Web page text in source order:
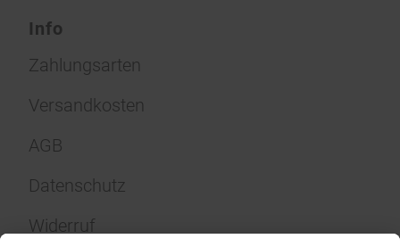
Info
Zahlungsarten
Versandkosten
AGB
Datenschutz
Widerruf